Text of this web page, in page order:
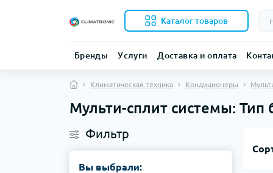
Каталог товаров
Бренды Услуги Доставка и оплата
Климатическая техника Кондиционеры
Мульти-сплит системы:
Фильтр
Вы выбрали: